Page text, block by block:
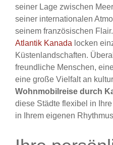
seiner Lage zwischen
seiner internationalen
seinem französischen
Atlantik Kanada locken
Küstenlandschaften.
freundliche Menschen,
eine große Vielfalt an
Wohnmobilreise durch
diese Städte flexibel in
in Ihrem eigenen